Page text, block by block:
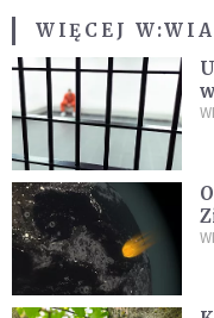
WIĘCEJ W: